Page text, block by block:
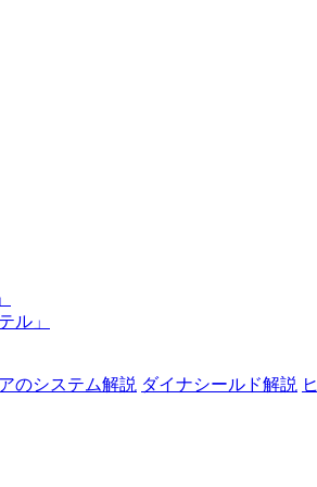
ル」
のシステム解説 ダイナシールド解説